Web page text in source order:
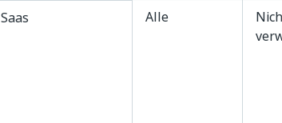
Saas Alle